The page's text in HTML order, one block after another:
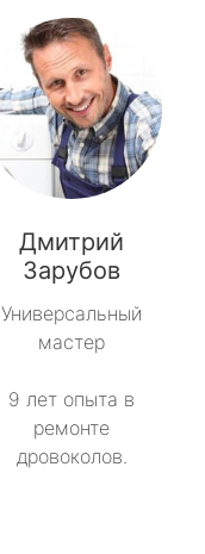
Дмитрий
Зарубов
Универсальный
мастер
9 лет опыта в
ремонте
дровоколов.